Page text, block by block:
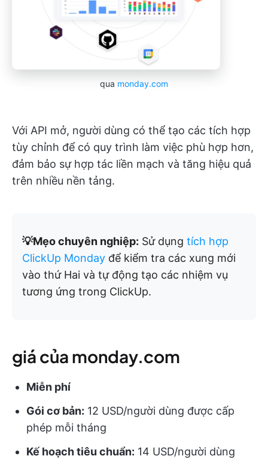
qua monday.com
Với API mở, người dùng có thể tạo các tích hợp
tùy chỉnh để có quy trình làm việc phù hợp hơn,
đảm bảo sự hợp tác liền mạch và tăng hiệu quả
trên nhiều nền tảng.
💡Mẹo chuyên nghiệp: Sử dụng tích hợp
ClickUp Monday để kiểm tra các xung mới
vào thứ Hai và tự động tạo các nhiệm vụ
tương ứng trong ClickUp.
giá của monday.com
Miễn phí
Gói cơ bản: 12 USD/người dùng được cấp
phép mỗi tháng
Kế hoạch tiêu chuẩn: 14 USD/người dùng